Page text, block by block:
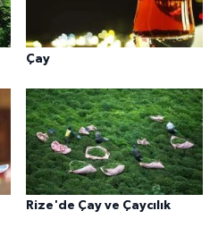
Çay
Rize'de Çay ve Çaycılık